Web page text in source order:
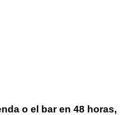
o el bar en 48 horas,